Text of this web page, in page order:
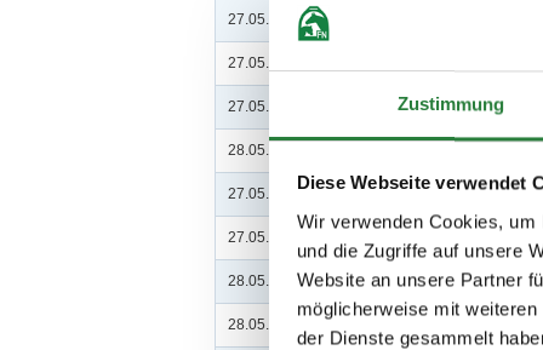
Zustimmung
Diese Webseite verwendet
Wir verwenden Cookies,
und die Zugriffe auf unsere
Website an unsere Partner
möglicherweise mit
der Dienste gesammelt
27.05.2023 (v)
27.05.2023 (
27.05.2023 ( 4. Dressurpferdeprfg.
28.05.2023 (
27.05.2023 (v) 6. Dressurprüfung Kl.A*
27.05.2023 (
28.05.2023 (v) 8. Dressurprfg. Kl.L**
28.05.2023 ( )